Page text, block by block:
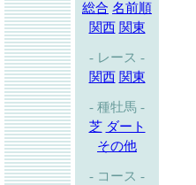
総合 名前順
関西 関東
- レース -
関西 関東
- 種牡馬 -
芝 ダート
その他
- コース -